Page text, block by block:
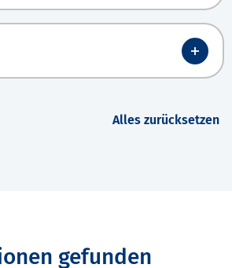
Alles zurücksetzen
gefunden